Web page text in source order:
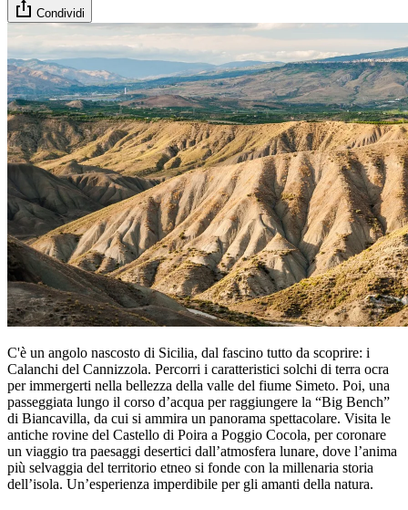
Condividi
C'è un angolo nascosto di Sicilia, dal fascino tutto da scoprire: i
Calanchi del Cannizzola. Percorri i caratteristici solchi di terra ocra
per immergerti nella bellezza della valle del fiume Simeto. Poi, una
passeggiata lungo il corso d’acqua per raggiungere la “Big Bench”
di Biancavilla, da cui si ammira un panorama spettacolare. Visita le
antiche rovine del Castello di Poira a Poggio Cocola, per coronare
un viaggio tra paesaggi desertici dall’atmosfera lunare, dove l’anima
più selvaggia del territorio etneo si fonde con la millenaria storia
dell’isola. Un’esperienza imperdibile per gli amanti della natura.